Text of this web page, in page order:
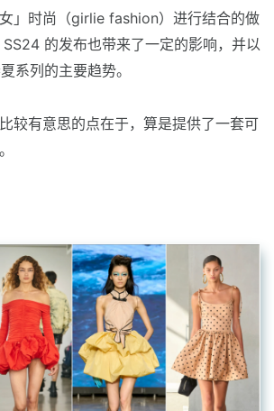
」时尚（girlie fashion）进行结合的做
的发布也带来了一定的影响，并以
系列的主要趋势。
较有意思的点在于，算是提供了一套可